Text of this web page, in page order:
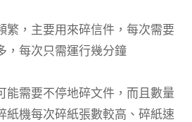
繁，主要用來碎信件，每次需要
，每次只需運行幾分鐘
能需要不停地碎文件，而且數量
紙機每次碎紙張數較高、碎紙速